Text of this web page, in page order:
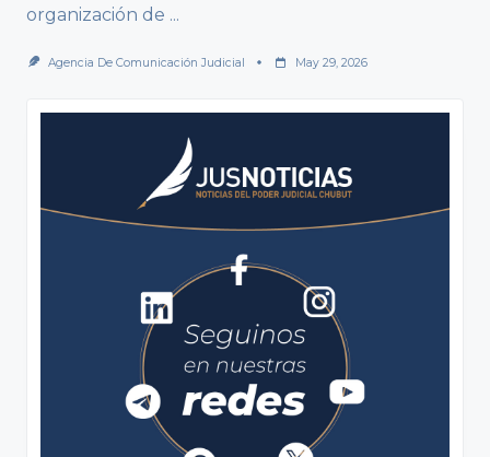
organización de ...
Agencia De Comunicación Judicial May 29, 2026